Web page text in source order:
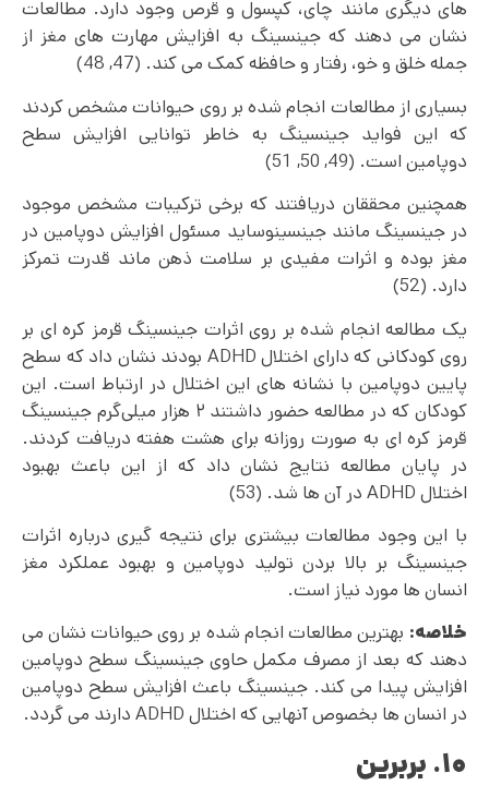
های دیگری مانند چای، کپسول و قرص وجود دارد. مطالعات
نشان می دهند که جینسینگ به افزایش مهارت های مغز از
جمله خلق و خو، رفتار و حافظه کمک می کند. (47, 48)
بسیاری از مطالعات انجام شده بر روی حیوانات مشخص کردند
که این فواید جینسینگ به خاطر توانایی افزایش سطح
دوپامین است. (49, 50, 51)
همچنین محققان دریافتند که برخی ترکیبات مشخص موجود
در جینسینگ مانند جینسینوساید مسئول افزایش دوپامین در
مغز بوده و اثرات مفیدی بر سلامت ذهن ماند قدرت تمرکز
دارد. (52)
یک مطالعه انجام شده بر روی اثرات جینسینگ قرمز کره ای بر
روی کودکانی که دارای اختلال ADHD بودند نشان داد که سطح
پایین دوپامین با نشانه های این اختلال در ارتباط است. این
کودکان که در مطالعه حضور داشتند ۲ هزار میلی‌گرم جینسینگ
قرمز کره ای به صورت روزانه برای هشت هفته دریافت کردند.
در پایان مطالعه نتایج نشان داد که از این باعث بهبود
اختلال ADHD در آن ها شد. (53)
با این وجود مطالعات بیشتری برای نتیجه گیری درباره اثرات
جینسینگ بر بالا بردن تولید دوپامین و بهبود عملکرد مغز
انسان ها مورد نیاز است.
خلاصه: بهترین مطالعات انجام شده بر روی حیوانات نشان می
دهند که بعد از مصرف مکمل حاوی جینسینگ سطح دوپامین
افزایش پیدا می کند. جینسینگ باعث افزایش سطح دوپامین
در انسان ها بخصوص آنهایی که اختلال ADHD دارند می گردد.
۱۰. بربرین